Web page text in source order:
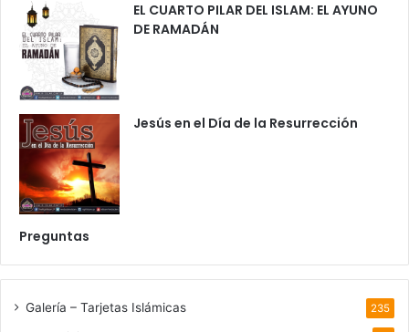
EL CUARTO PILAR DEL ISLAM: EL AYUNO
DE RAMADÁN
Jesús en el Día de la Resurrección
Preguntas
Galería – Tarjetas Islámicas 235